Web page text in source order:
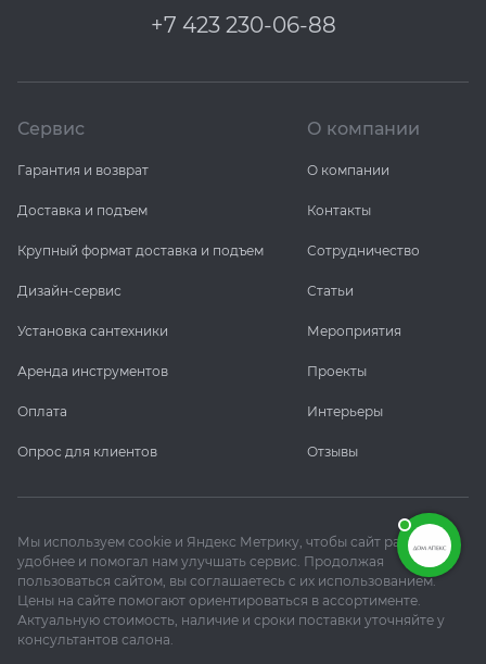
+7 423 230-06-88
Сервис
Гарантия и возврат
Доставка и подъем
Крупный формат доставка и подъем
Дизайн-сервис
Установка сантехники
Аренда инструментов
Оплата
Опрос для клиентов
О компании
О компании
Контакты
Сотрудничество
Статьи
Мероприятия
Проекты
Интерьеры
Отзывы
Мы используем cookie и Яндекс Метрику, чтобы сайт работал
удобнее и помогал нам улучшать сервис. Продолжая
пользоваться сайтом, вы соглашаетесь с их использованием.
Цены на сайте помогают ориентироваться в ассортименте.
Актуальную стоимость, наличие и сроки поставки уточняйте у
консультантов салона.